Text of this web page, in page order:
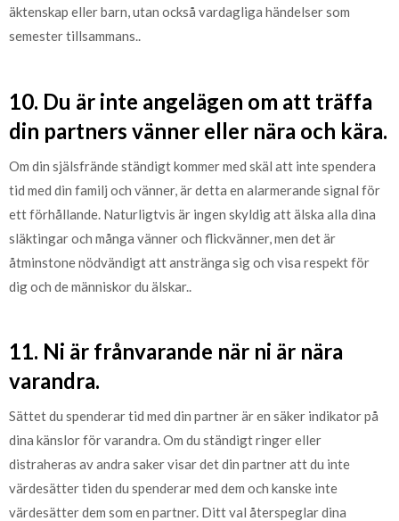
äktenskap eller barn, utan också vardagliga händelser som
semester tillsammans..
10. Du är inte angelägen om att träffa
din partners vänner eller nära och kära.
Om din själsfrände ständigt kommer med skäl att inte spendera
tid med din familj och vänner, är detta en alarmerande signal för
ett förhållande. Naturligtvis är ingen skyldig att älska alla dina
släktingar och många vänner och flickvänner, men det är
åtminstone nödvändigt att anstränga sig och visa respekt för
dig och de människor du älskar..
11. Ni är frånvarande när ni är nära
varandra.
Sättet du spenderar tid med din partner är en säker indikator på
dina känslor för varandra. Om du ständigt ringer eller
distraheras av andra saker visar det din partner att du inte
värdesätter tiden du spenderar med dem och kanske inte
värdesätter dem som en partner. Ditt val återspeglar dina